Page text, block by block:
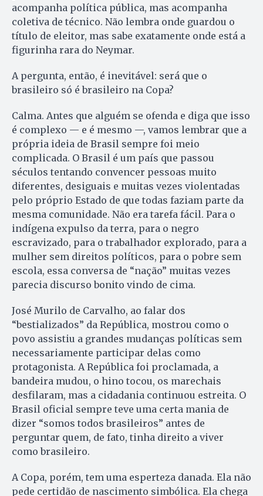
acompanha política pública, mas acompanha
coletiva de técnico. Não lembra onde guardou o
título de eleitor, mas sabe exatamente onde está a
figurinha rara do Neymar.
A pergunta, então, é inevitável: será que o
brasileiro só é brasileiro na Copa?
Calma. Antes que alguém se ofenda e diga que isso
é complexo — e é mesmo —, vamos lembrar que a
própria ideia de Brasil sempre foi meio
complicada. O Brasil é um país que passou
séculos tentando convencer pessoas muito
diferentes, desiguais e muitas vezes violentadas
pelo próprio Estado de que todas faziam parte da
mesma comunidade. Não era tarefa fácil. Para o
indígena expulso da terra, para o negro
escravizado, para o trabalhador explorado, para a
mulher sem direitos políticos, para o pobre sem
escola, essa conversa de “nação” muitas vezes
parecia discurso bonito vindo de cima.
José Murilo de Carvalho, ao falar dos
“bestializados” da República, mostrou como o
povo assistiu a grandes mudanças políticas sem
necessariamente participar delas como
protagonista. A República foi proclamada, a
bandeira mudou, o hino tocou, os marechais
desfilaram, mas a cidadania continuou estreita. O
Brasil oficial sempre teve uma certa mania de
dizer “somos todos brasileiros” antes de
perguntar quem, de fato, tinha direito a viver
como brasileiro.
A Copa, porém, tem uma esperteza danada. Ela não
pede certidão de nascimento simbólica. Ela chega